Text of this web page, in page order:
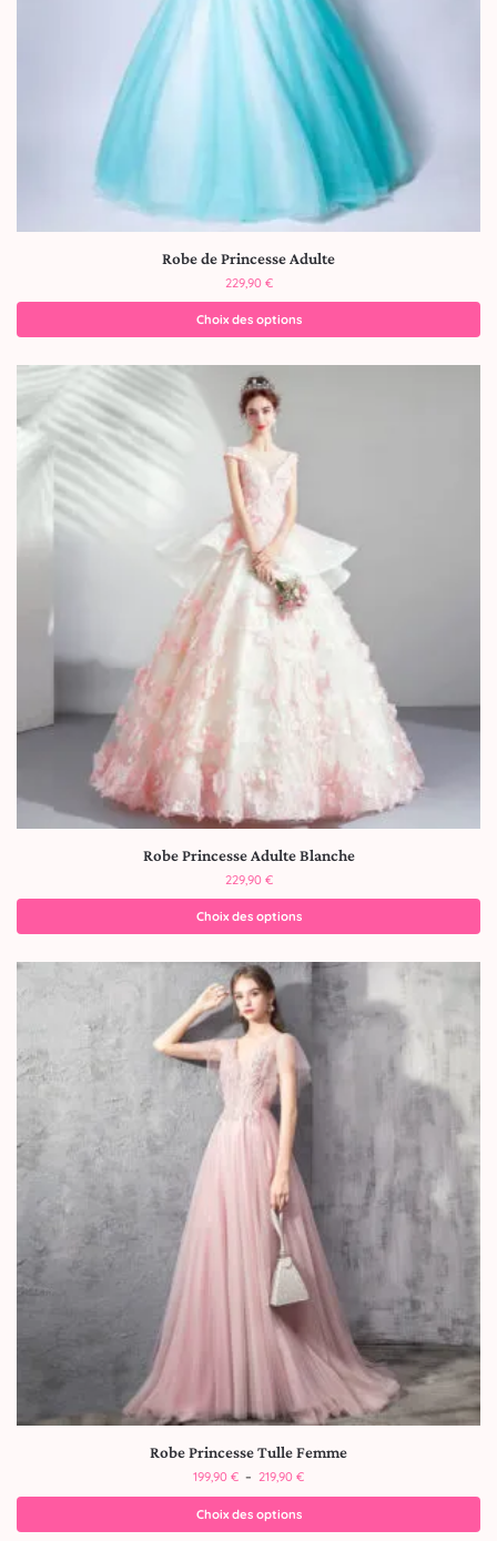
Robe de Princesse Adulte
229,90 €
Choix des options
Robe Princesse Adulte Blanche
229,90 €
Choix des options
Robe Princesse Tulle Femme
199,90 € – 219,90 €
Choix des options